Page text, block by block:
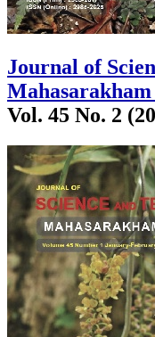
Journal of
Vol. 45 No. 2